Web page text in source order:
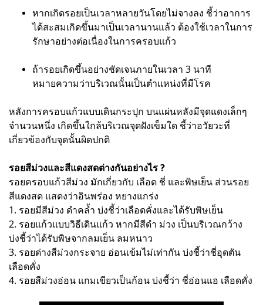
หากเกิดรอยเป็นเวลาหลายวันโดยไม่จางลง ชี้ว่าอาการ
ได้สะสมเกิดขึ้นมาเป็นเวลานานแล้ว ต้องใช้เวลาในการ
รักษาอย่างต่อเนื่องในการครอบแก้ว
ถ้ารอยเกิดขึ้นอย่างชัดเจนภายในเวลา 3 นาที
หมายความว่าบริเวณนั้นเป็นตำแหน่งที่มีโรค
หลังการครอบแก้วแบบเดินกระปุก บนแผ่นหลังมีจุดแดงเล็กๆ
จำนวนหนึ่ง เกิดขึ้นใกล้บริเวณจุดฝังเข็มใด ชี้ว่าอวัยวะที่
เกี่ยวข้องกับจุดนั้นผิดปกติ
รอยสีม่วงและสีแดงสดต่างกันอย่างไร ?
รอยครอบแก้วสีม่วง มักเกี่ยวกับ เลือด ชี่ และพิษเย็น ส่วนรอย
สีแดงสด แสดงว่าอินพร่อง หยางแกร่ง
1. รอยมีสีม่วง ดำคล้ำ บ่งชี้ว่าเลือดคั่งและได้รับพิษเย็น
2. รอยแก้วแบบวิธีเดินแก้ว หากมีสีดำ ม่วง เป็นบริเวณกว้าง
บ่งชี้ว่าได้รับพิษจากลมเย็น ลมหนาว
3. รอยด่างสีม่วงกระจาย อ่อนเข้มไม่เท่ากัน บ่งชี้ว่าชี่อุดตัน
เลือดคั่ง
4. รอยสีม่วงอ่อน แกมเขียวเป็นก้อน บ่งชี้ว่า ชี่อ่อนแอ เลือดคั่ง